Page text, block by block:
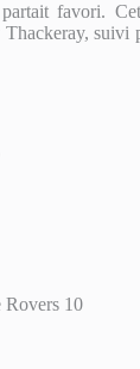
favori.
Rovers 10